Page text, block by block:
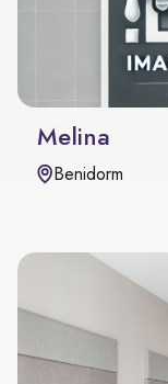
Melina
Benidorm